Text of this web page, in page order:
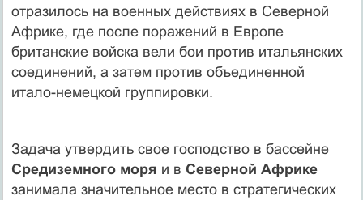
отразилось на военных действиях в Северной
Африке, где после поражений в Европе
британские войска вели бои против итальянских
соединений, а затем против объединенной
итало-немецкой группировки.
Задача утвердить свое господство в бассейне
Средиземного моря и в Северной Африке
занимала значительное место в стратегических